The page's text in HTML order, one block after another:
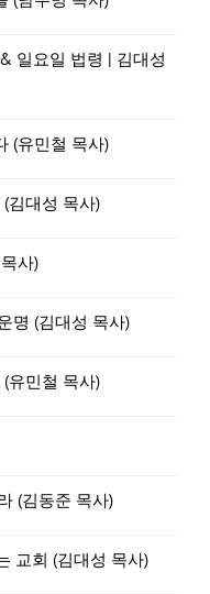
일요일 법령 | 김대성
(유민철 목사)
김대성 목사)
사)
명 (김대성 목사)
유민철 목사)
(김동준 목사)
교회 (김대성 목사)